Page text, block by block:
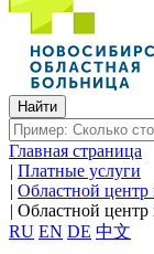
Главная страница
| Платные услуги
| Областной центр
| Областной центр
RU EN DE 中文